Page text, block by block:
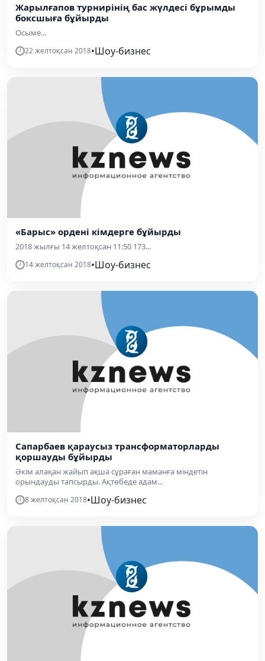
Жарылғапов турнирінің бас жүлдесі бұрымды
боксшыға бұйырды
Осыме...
22 желтоқсан 2018•Шоу-бизнес
«Барыс» ордені кімдерге бұйырды
2018 жылғы 14 желтоқсан 11:50 173...
14 желтоқсан 2018•Шоу-бизнес
Сапарбаев қараусыз трансформаторларды
қоршауды бұйырды
Әкім алақан жайып ақша сұраған маманға міндетін
орындауды тапсырды. Ақтөбеде адам...
8 желтоқсан 2018•Шоу-бизнес